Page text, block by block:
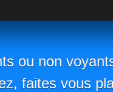
ou non
faites vous